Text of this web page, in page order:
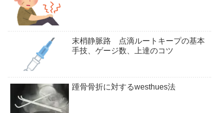
末梢静脈路 点滴ルートキープの基本
手技、ゲージ数、上達のコツ
踵骨骨折に対するwesthues法